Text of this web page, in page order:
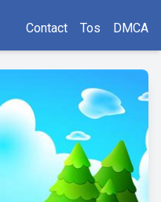
Contact Tos DMCA